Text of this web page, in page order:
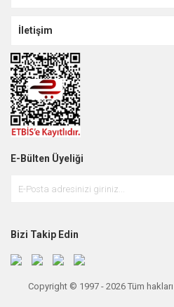
İletişim
E-Bülten Üyeliği
Bizi Takip Edin
Copyright © 1997 - 2026 Tüm